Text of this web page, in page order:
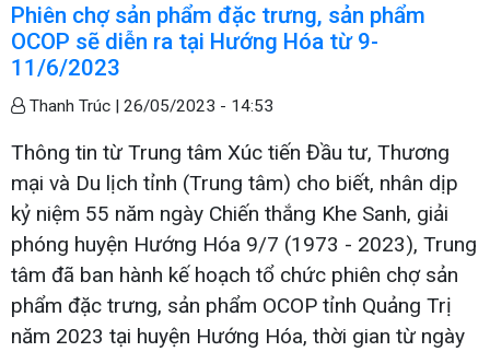
Phiên chợ sản phẩm đặc trưng, sản phẩm
OCOP sẽ diễn ra tại Hướng Hóa từ 9-
11/6/2023
Thanh Trúc | 26/05/2023 - 14:53
Thông tin từ Trung tâm Xúc tiến Đầu tư, Thương
mại và Du lịch tỉnh (Trung tâm) cho biết, nhân dịp
kỷ niệm 55 năm ngày Chiến thắng Khe Sanh, giải
phóng huyện Hướng Hóa 9/7 (1973 - 2023), Trung
tâm đã ban hành kế hoạch tổ chức phiên chợ sản
phẩm đặc trưng, sản phẩm OCOP tỉnh Quảng Trị
năm 2023 tại huyện Hướng Hóa, thời gian từ ngày